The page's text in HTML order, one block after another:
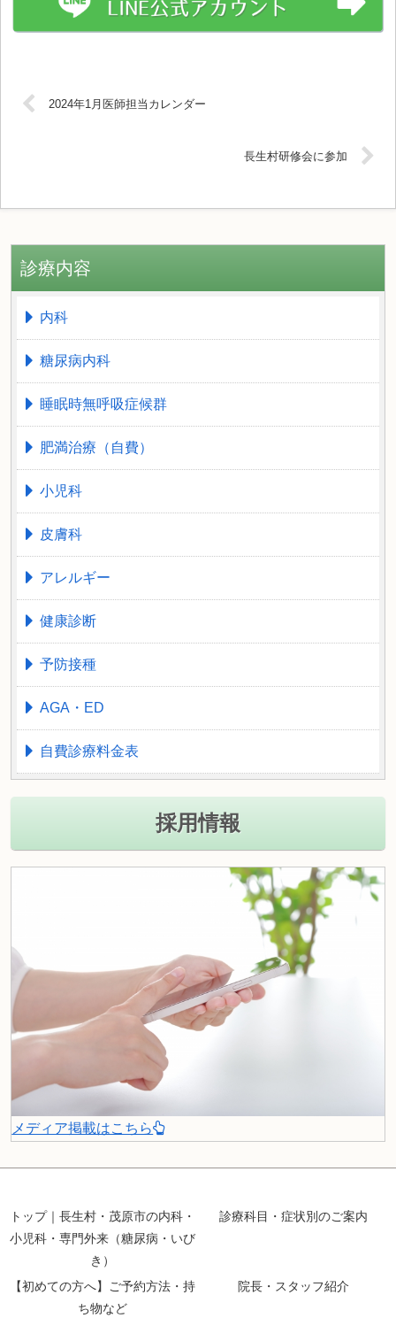
2024年1月医師担当カレンダー
長生村研修会に参加
診療内容
内科
糖尿病内科
睡眠時無呼吸症候群
肥満治療（自費）
小児科
皮膚科
アレルギー
健康診断
予防接種
AGA・ED
自費診療料金表
採用情報
メディア掲載はこちら
トップ｜長生村・茂原市の内科・
小児科・専門外来（糖尿病・いび
き）
診療科目・症状別のご案内
【初めての方へ】ご予約方法・持
ち物など
院長・スタッフ紹介